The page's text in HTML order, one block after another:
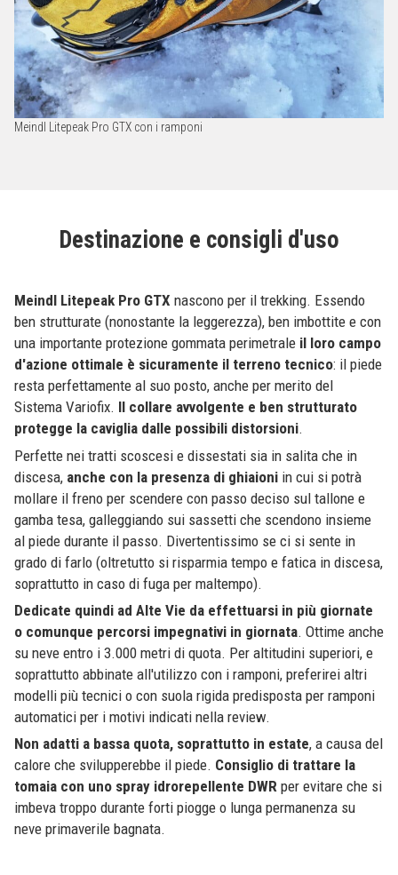
Meindl Litepeak Pro GTX con i ramponi
Destinazione e consigli d'uso
Meindl Litepeak Pro GTX nascono per il trekking. Essendo
ben strutturate (nonostante la leggerezza), ben imbottite e con
una importante protezione gommata perimetrale il loro campo
d'azione ottimale è sicuramente il terreno tecnico: il piede
resta perfettamente al suo posto, anche per merito del
Sistema Variofix. Il collare avvolgente e ben strutturato
protegge la caviglia dalle possibili distorsioni.
Perfette nei tratti scoscesi e dissestati sia in salita che in
discesa, anche con la presenza di ghiaioni in cui si potrà
mollare il freno per scendere con passo deciso sul tallone e
gamba tesa, galleggiando sui sassetti che scendono insieme
al piede durante il passo. Divertentissimo se ci si sente in
grado di farlo (oltretutto si risparmia tempo e fatica in discesa,
soprattutto in caso di fuga per maltempo).
Dedicate quindi ad Alte Vie da effettuarsi in più giornate
o comunque percorsi impegnativi in giornata. Ottime anche
su neve entro i 3.000 metri di quota. Per altitudini superiori, e
soprattutto abbinate all'utilizzo con i ramponi, preferirei altri
modelli più tecnici o con suola rigida predisposta per ramponi
automatici per i motivi indicati nella review.
Non adatti a bassa quota, soprattutto in estate, a causa del
calore che svilupperebbe il piede. Consiglio di trattare la
tomaia con uno spray idrorepellente DWR per evitare che si
imbeva troppo durante forti piogge o lunga permanenza su
neve primaverile bagnata.